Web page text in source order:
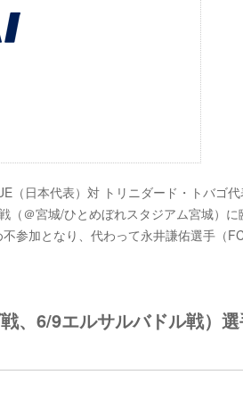
（日本代表）対 トリニダード・トバゴ
（＠宮城/ひとめぼれスタジアム宮城）に
参加となり、代わって永井謙佑選手（
、6/9エルサルバドル戦）